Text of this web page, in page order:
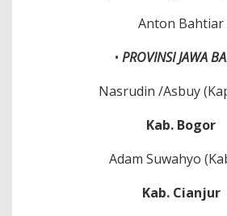
Anton Bahtiar
• PROVINSI JAWA
Nasrudin /Asbuy
Kab. Bogor
Adam Suwahyo
Kab. Cianjur